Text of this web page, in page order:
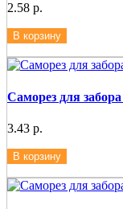
2.58 р.
В корзину
Саморез для
3.43 р.
В корзину